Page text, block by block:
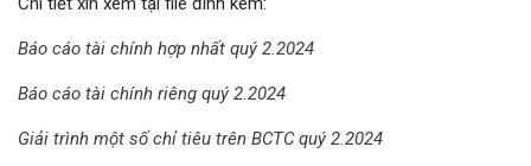
Báo cáo tài chính hợp nhất quý 2.2024
Báo cáo tài chính riêng quý 2.2024
Giải trình một số chỉ tiêu trên BCTC quý 2.2024